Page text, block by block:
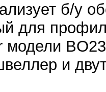
б/у
для
модели
и